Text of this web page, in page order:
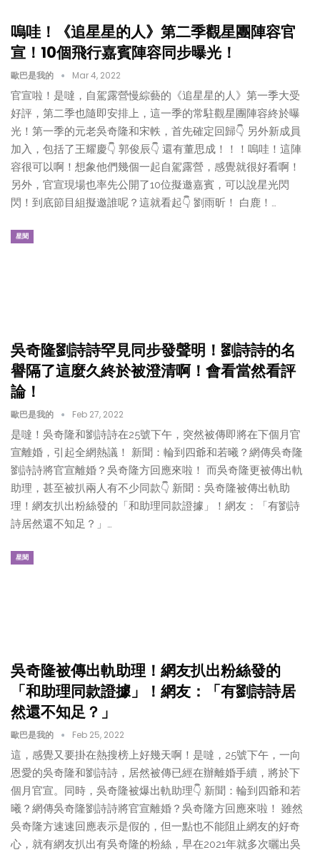
嗚哇！《追星星的人》第二季觀星團陣容官
宣！10個飛行嘉賓陣容同步曝光！
歐巴是我的 Mar 4, 2022
官宣啦！是噠，自駕露營慢綜藝的《追星星的人》第一季大受
好評，第二季也隨即安排上，這一季的常駐觀星團陣容終於曝
光！第一季的元老吳奇隆和宋軼，首先確定回歸👇 另外新成員
加入，包括了王耀慶👇 郭俊辰👇 還有董思成！！！嗚哇！這陣
容很可以啊！想象他們幾個一起自駕露營，感覺就很好看啊！
另外，官宣現場也率先公開了10位擬邀嘉賓，可以說星光閃
閃！到底節目組擬邀誰呢？這就看起👇 劉雨昕！ 白鹿！…
星聞
吳奇隆劉詩詩罕見同步發聲明！劉詩詩的名
譽隔了這麼久終於被澄清啊！會看當然看評
論！
歐巴是我的 Feb 27, 2022
是噠！吳奇隆和劉詩詩在25號下午，突然被傳即將在下個月官
宣離婚，引起全網熱議！ 新聞：輪到四爺和若曦？網傳吳奇隆
劉詩詩將官宣離婚？吳奇隆方回應來啦！ 而吳奇隆更被傳出軌
助理，甚至被扒兩人有不少同款👇 新聞：吳奇隆被傳出軌助
理！網友扒出粉絲發的「和助理同款證據」！網友：「有劉詩
詩居然還不知足？」…
星聞
吳奇隆被傳出軌助理！網友扒出粉絲發的
「和助理同款證據」！網友：「有劉詩詩居
然還不知足？」
歐巴是我的 Feb 25, 2022
這，感覺又要掛在熱搜榜上好幾天啊！是噠，25號下午，一向
恩愛的吳奇隆和劉詩詩，居然被傳已經在辦離婚手續，將於下
個月官宣。同時，吳奇隆被爆出軌助理👇 新聞：輪到四爺和若
曦？網傳吳奇隆劉詩詩將官宣離婚？吳奇隆方回應來啦！ 雖然
吳奇隆方速速回應表示是假的，但一點也不能阻止網友的好奇
心，就有網友扒出有吳奇隆的粉絲，早在2021年就多次曬出吳